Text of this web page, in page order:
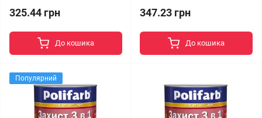
325.44 грн
До кошика
347.23 грн
До кошика
Популярний